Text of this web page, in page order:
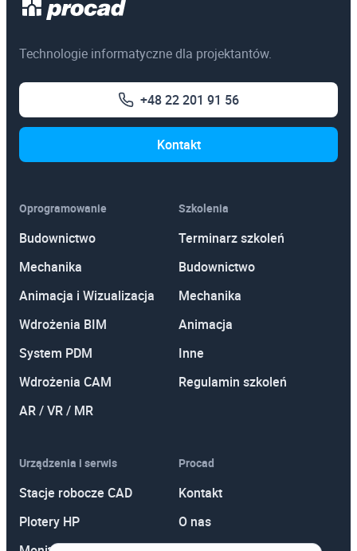
Technologie informatyczne dla projektantów.
+48 22 201 91 56
Kontakt
Oprogramowanie
Budownictwo
Mechanika
Animacja i Wizualizacja
Wdrożenia BIM
System PDM
Wdrożenia CAM
AR / VR / MR
Szkolenia
Terminarz szkoleń
Budownictwo
Mechanika
Animacja
Inne
Regulamin szkoleń
Urządzenia i serwis
Stacje robocze CAD
Plotery HP
Procad
Kontakt
O nas